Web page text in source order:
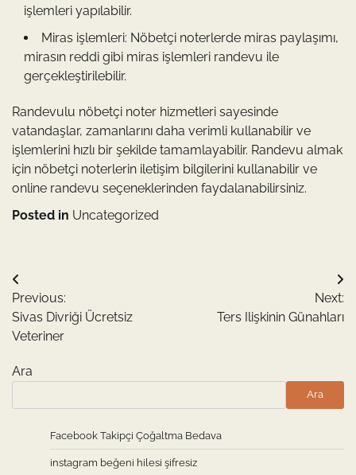
işlemleri yapılabilir.
Miras işlemleri: Nöbetçi noterlerde miras paylaşımı,
mirasın reddi gibi miras işlemleri randevu ile
gerçekleştirilebilir.
Randevulu nöbetçi noter hizmetleri sayesinde
vatandaşlar, zamanlarını daha verimli kullanabilir ve
işlemlerini hızlı bir şekilde tamamlayabilir. Randevu almak
için nöbetçi noterlerin iletişim bilgilerini kullanabilir ve
online randevu seçeneklerinden faydalanabilirsiniz.
Posted in Uncategorized
Yazı
gezinmesi
Previous:
Sivas Divriği Ücretsiz
Veteriner
Next:
Ters Ilişkinin Günahları
Ara
Ara
Facebook Takipçi Çoğaltma Bedava
instagram beğeni hilesi şifresiz